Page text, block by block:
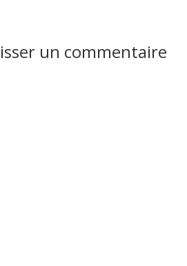
un commentaire